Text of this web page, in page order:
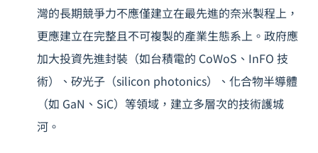
灣的長期競爭力不應僅建立在最先進的奈米製程上，
更應建立在完整且不可複製的產業生態系上。政府應
加大投資先進封裝（如台積電的 CoWoS、InFO 技
術）、矽光子（silicon photonics）、化合物半導體
（如 GaN、SiC）等領域，建立多層次的技術護城
河。